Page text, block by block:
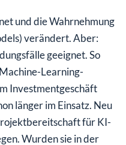
und die Wahrnehmung
verändert. Aber:
geeignet. So
Learning-
Investmentgeschäft
länger im Einsatz. Neu
für KI-
Wurden sie in der